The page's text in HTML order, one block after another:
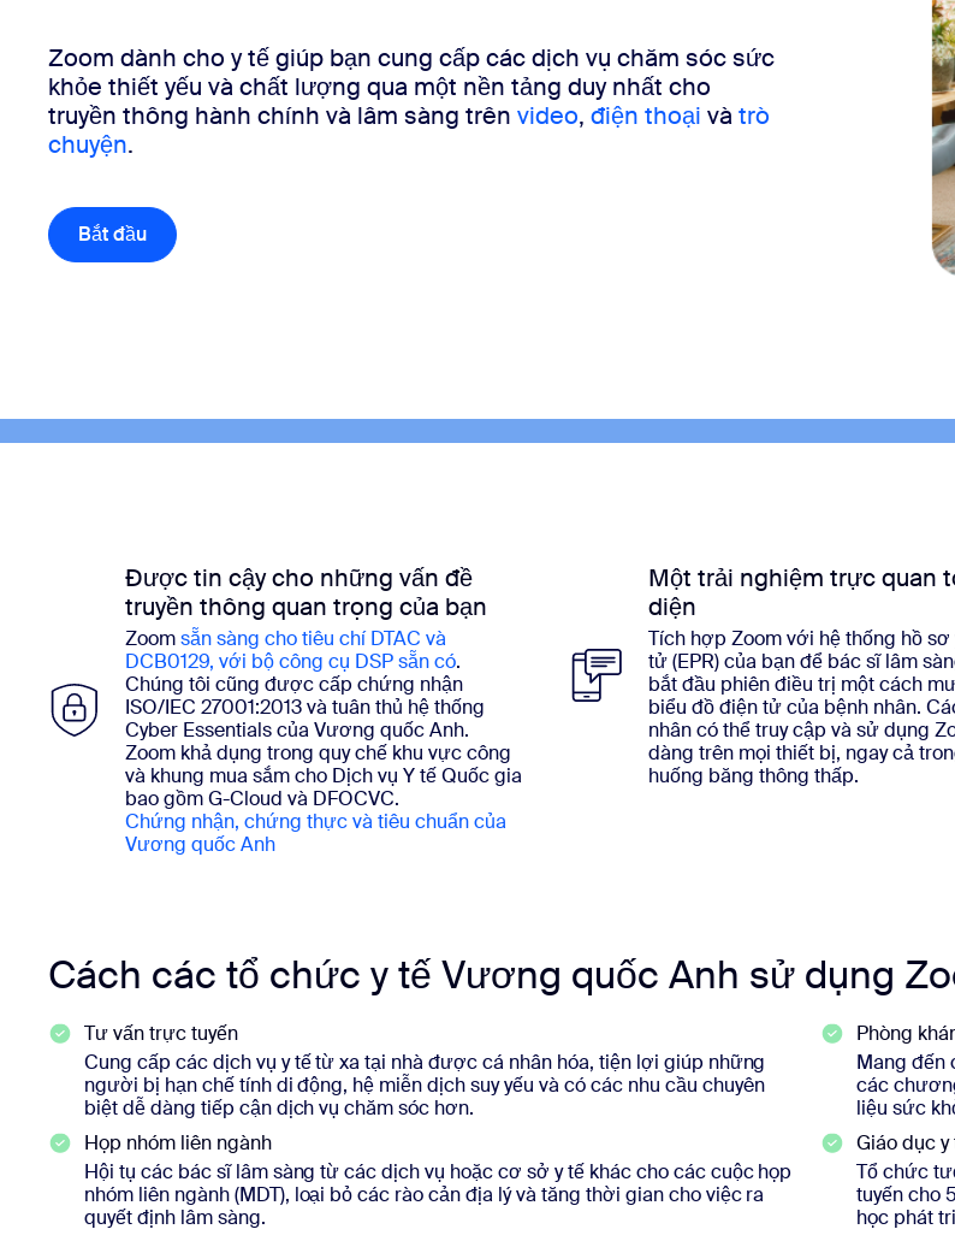
Cài đặt trên máy tính
Trung tâm tải xuống+1.888.799.9666/+1.888.303.1012
Zoom dành cho y tế giúp bạn cung cấp các dịch vụ chăm sóc sức
khỏe thiết yếu và chất lượng qua một nền tảng duy nhất cho
truyền thông hành chính và lâm sàng trên video, điện thoại và trò
chuyện.
Bắt đầu
Được tin cậy cho những vấn đề
truyền thông quan trọng của bạn
Zoomsẵn sàng cho tiêu chí DTAC và
DCB0129, với bộ công cụ DSP sẵn có.
Chúng tôi cũng được cấp chứng nhận
ISO/IEC 27001:2013 và tuân thủ hệ thống
Cyber Essentials của Vương quốc Anh.
Zoom khả dụng trong quy chế khu vực công
và khung mua sắm cho Dịch vụ Y tế Quốc gia
bao gồm G-Cloud và DFOCVC.
Chứng nhận, chứng thực và tiêu chuẩn của
Vương quốc Anh
Một trải nghiệm trực quan
diện
Tích hợp Zoom với hệ thống hồ sơ
tử (EPR) của bạn để bác sĩ lâm
bắt đầu phiên điều trị một cách
biểu đồ điện tử của bệnh nhân.
nhân có thể truy cập và sử dụng
dàng trên mọi thiết bị, ngay cả
huống băng thông thấp.
Cách các tổ chức y tế Vương quốc Anh sử dụng
Tư vấn trực tuyến
Cung cấp các dịch vụ y tế từ xa tại nhà được cá nhân hóa, tiện lợi giúp những
người bị hạn chế tính di động, hệ miễn dịch suy yếu và có các nhu cầu chuyên
biệt dễ dàng tiếp cận dịch vụ chăm sóc hơn.
Phòng
Mang đến
các
liệu sức
Họp nhóm liên ngành
Hội tụ các bác sĩ lâm sàng từ các dịch vụ hoặc cơ sở y tế khác cho các cuộc họp
nhóm liên ngành (MDT), loại bỏ các rào cản địa lý và tăng thời gian cho việc ra
quyết định lâm sàng.
Giáo dục y
Tổ chức
tuyến cho
học phát